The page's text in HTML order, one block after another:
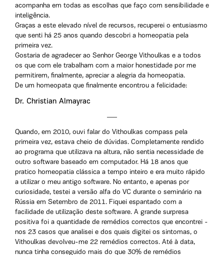
acompanha em todas as escolhas que faço com sensibilidade e
inteligência.
Graças a este elevado nível de recursos, recuperei o entusiasmo
que senti há 25 anos quando descobri a homeopatia pela
primeira vez.
Gostaria de agradecer ao Senhor George Vithoulkas e a todos
os que com ele trabalham com a maior honestidade por me
permitirem, finalmente, apreciar a alegria da homeopatia.
De um homeopata que finalmente encontrou a felicidade:
Dr. Christian Almayrac
Quando, em 2010, ouvi falar do Vithoulkas compass pela
primeira vez, estava cheio de dúvidas. Completamente rendido
ao programa que utilizava na altura, não sentia necessidade de
outro software baseado em computador. Há 18 anos que
pratico homeopatia clássica a tempo inteiro e era muito rápido
a utilizar o meu antigo software. No entanto, e apenas por
curiosidade, testei a versão alfa do VC durante o seminário na
Rússia em Setembro de 2011. Fiquei espantado com a
facilidade de utilização deste software. A grande surpresa
positiva foi a quantidade de remédios correctos que encontrei -
nos 23 casos que analisei e dos quais digitei os sintomas, o
Vithoulkas devolveu-me 22 remédios correctos. Até à data,
nunca tinha conseguido mais do que 30% de remédios